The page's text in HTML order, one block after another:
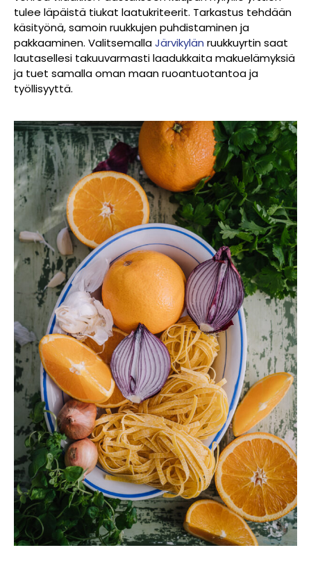
tulee läpäistä tiukat laatukriteerit. Tarkastus tehdään
käsityönä, samoin ruukkujen puhdistaminen ja
pakkaaminen. ValitsemallaJärvikylän ruukkuyrtin saat
lautasellesi takuuvarmasti laadukkaita makuelämyksiä
ja tuet samalla oman maan ruoantuotantoa ja
työllisyyttä.